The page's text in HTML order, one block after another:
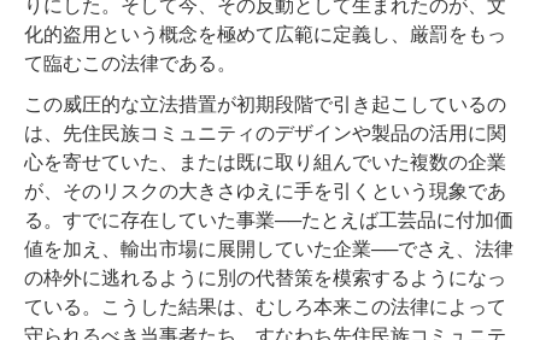
化的盗用という概念を極めて広範に定義し、厳罰をもっ
て臨むこの法律である。
この威圧的な立法措置が初期段階で引き起こしているの
は、先住民族コミュニティのデザインや製品の活用に関
心を寄せていた、または既に取り組んでいた複数の企業
が、そのリスクの大きさゆえに手を引くという現象であ
る。すでに存在していた事業──たとえば工芸品に付加価
値を加え、輸出市場に展開していた企業──でさえ、法律
の枠外に逃れるように別の代替策を模索するようになっ
ている。こうした結果は、むしろ本来この法律によって